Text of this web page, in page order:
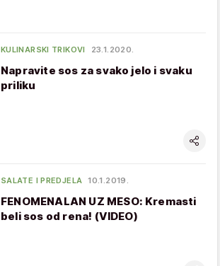
KULINARSKI TRIKOVI 23.1.2020.
Napravite sos za svako jelo i svaku
priliku
SALATE I PREDJELA 10.1.2019.
FENOMENALAN UZ MESO: Kremasti
beli sos od rena! (VIDEO)